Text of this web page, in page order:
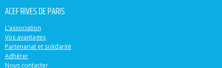
ACEF RIVES DE PARIS
L’association
Vos avantages
Partenariat et solidarité
Adhérer
Nous contacter